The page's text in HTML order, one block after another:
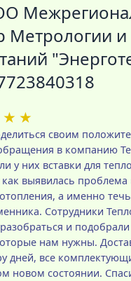
Метрологии и
★ ★
своим
в компанию
у них вставки для
как выявилась проблема
а именно течь
Сотрудники
и
нам нужны.
дней, все
новом состоянии.